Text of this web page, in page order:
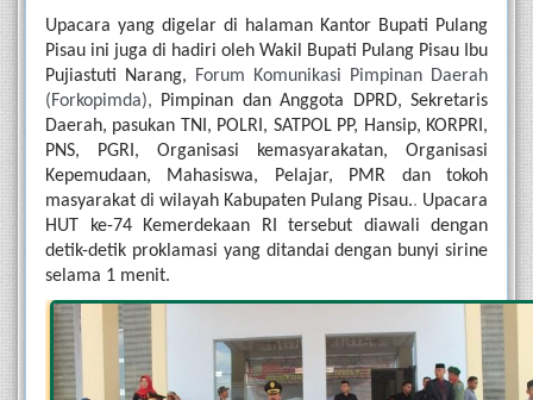
Upacara yang digelar di halaman Kantor Bupati Pulang
Pisau ini juga di hadiri oleh Wakil Bupati Pulang Pisau Ibu
Pujiastuti Narang,
Forum Komunikasi Pimpinan Daerah
(Forkopimda), Pimpinan dan Anggota DPRD, Sekretaris
Daerah, pasukan TNI, POLRI, SATPOL PP, Hansip, KORPRI,
PNS, PGRI, Organisasi kemasyarakatan, Organisasi
Kepemudaan, Mahasiswa, Pelajar, PMR dan tokoh
masyarakat di wilayah Kabupaten Pulang Pisau.. Upacara
HUT ke-74 Kemerdekaan RI tersebut diawali dengan
detik-detik proklamasi yang ditandai dengan bunyi sirine
selama 1 menit.